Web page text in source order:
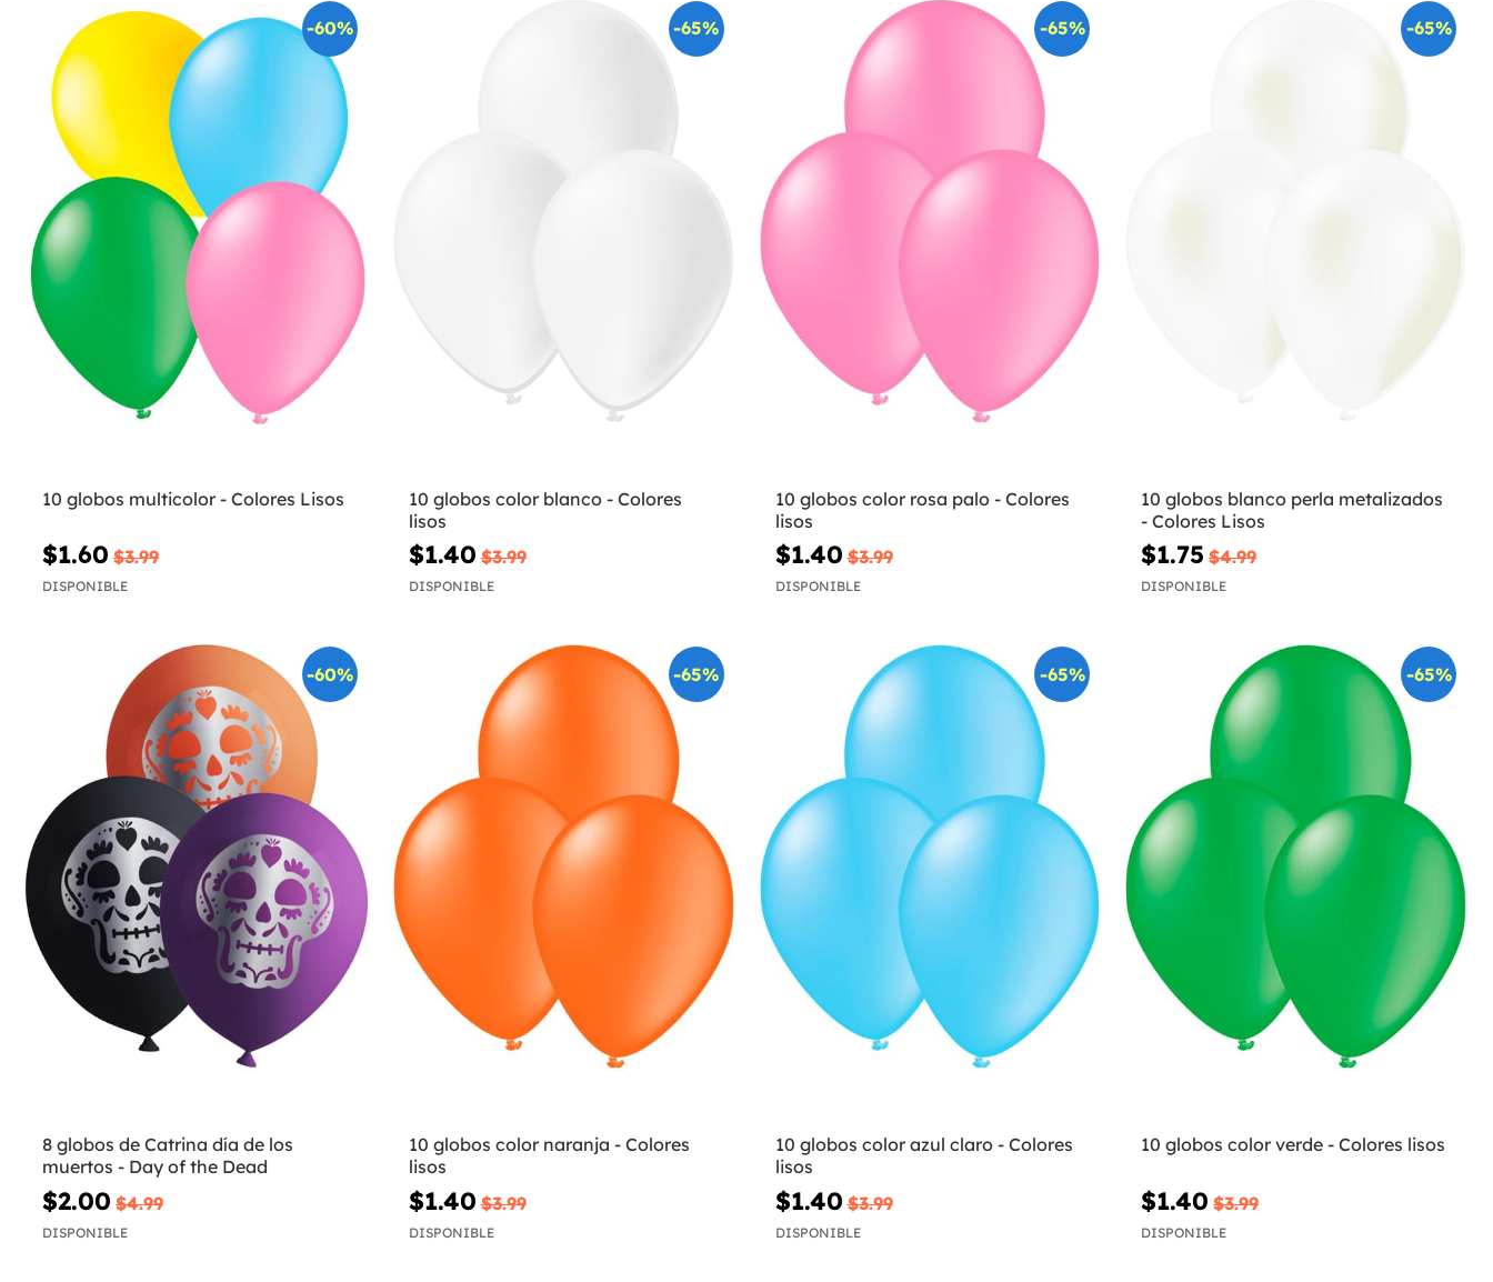
-60%
10 globos multicolor - Colores Lisos
$1.60 $3.99
DISPONIBLE
-65%
10 globos color blanco - Colores
lisos
$1.40 $3.99
DISPONIBLE
-65%
10 globos color rosa palo - Colores
lisos
$1.40 $3.99
DISPONIBLE
-65%
10 globos blanco perla metalizados
- Colores Lisos
$1.75 $4.99
DISPONIBLE
-60%
8 globos de Catrina día de los
muertos - Day of the Dead
$2.00 $4.99
DISPONIBLE
-65%
10 globos color naranja - Colores
lisos
$1.40 $3.99
DISPONIBLE
-65%
10 globos color azul claro - Colores
lisos
$1.40 $3.99
DISPONIBLE
-65%
10 globos color verde - Colores lisos
$1.40 $3.99
DISPONIBLE